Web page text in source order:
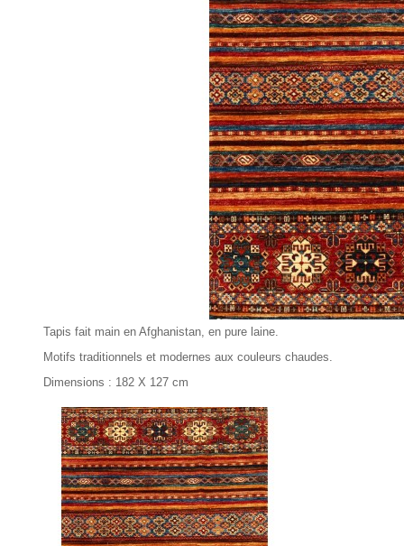
Tapis fait main en Afghanistan, en pure laine.
Motifs traditionnels et modernes aux couleurs chaudes.
Dimensions : 182 X 127 cm